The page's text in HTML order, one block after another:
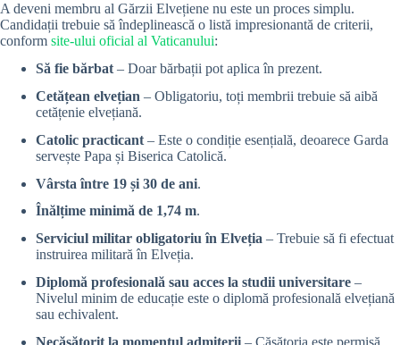
A deveni membru al Gărzii Elvețiene nu este un proces simplu.
Candidații trebuie să îndeplinească o listă impresionantă de criterii,
conform site-ului oficial al Vaticanului:
Să fie bărbat – Doar bărbații pot aplica în prezent.
Cetățean elvețian – Obligatoriu, toți membrii trebuie să aibă
cetățenie elvețiană.
Catolic practicant – Este o condiție esențială, deoarece Garda
servește Papa și Biserica Catolică.
Vârsta între 19 și 30 de ani.
Înălțime minimă de 1,74 m.
Serviciul militar obligatoriu în Elveția – Trebuie să fi efectuat
instruirea militară în Elveția.
Diplomă profesională sau acces la studii universitare –
Nivelul minim de educație este o diplomă profesională elvețiană
sau echivalent.
Necăsătorit la momentul admiterii – Căsătoria este permisă